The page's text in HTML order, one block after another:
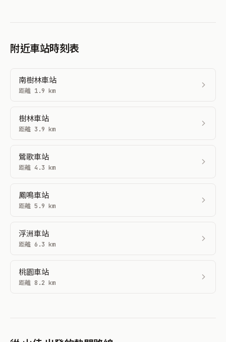
附近車站時刻表
南樹林車站
距離 1.9 km
樹林車站
距離 3.9 km
鶯歌車站
距離 4.3 km
鳳鳴車站
距離 5.9 km
浮洲車站
距離 6.3 km
桃園車站
距離 8.2 km